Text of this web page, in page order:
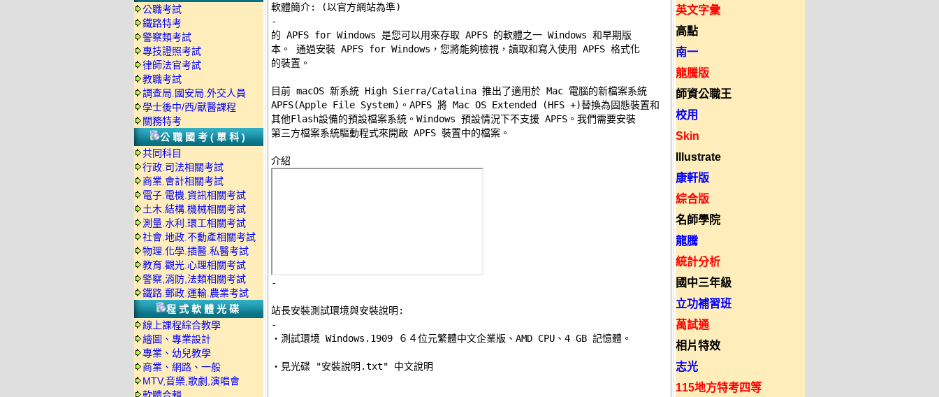
公職考試
鐵路特考
警察類考試
專技證照考試
律師法官考試
教職考試
調查局.國安局.外交人員
學士後中/西/獸醫課程
關務特考
公職國考(單科)
共同科目
行政.司法相關考試
商業.會計相關考試
電子.電機.資訊相關考試
土木.結構.機械相關考試
測量.水利.環工相關考試
社會.地政.不動產相關考試
物理.化學.插醫.私醫考試
教育.觀光.心理相關考試
警察,消防,法類相關考試
鐵路.郵政.運輸.農業考試
程式軟體光碟
線上課程綜合教學
繪圖、專業設計
專業、幼兒教學
商業、網路、一般
MTV,音樂,歌劇,演唱會
-
的 APFS for Windows 是您可以用來存取 APFS 的軟體之一 Windows 和早期版
本。 通過安裝 APFS for Windows，您將能夠檢視，讀取和寫入使用 APFS 格式化
的裝置。
目前 macOS 新系統 High Sierra/Catalina 推出了適用於 Mac 電腦的新檔案系統
APFS(Apple File System)。APFS 將 Mac OS Extended (HFS +)替換為固態裝置和
其他Flash設備的預設檔案系統。Windows 預設情況下不支援 APFS。我們需要安裝
第三方檔案系統驅動程式來開啟 APFS 裝置中的檔案。
-
站長安裝測試環境與安裝說明:
-
‧測試環境 Windows.1909 ６４位元繁體中文企業版、AMD CPU、4 GB 記憶體。
‧見光碟 "安裝說明.txt" 中文說明
英文字彙
高點
南一
龍騰版
師資公職王
校用
Skin
Illustrate
康軒版
綜合版
名師學院
龍騰
統計分析
國中三年級
立功補習班
萬試通
相片特效
志光
115地方特考四等